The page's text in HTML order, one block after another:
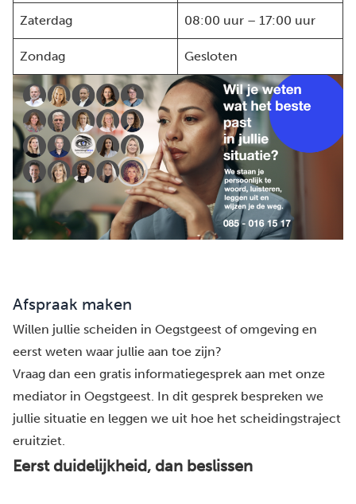
Zaterdag 08:00 uur – 17:00 uur
Zondag Gesloten
Afspraak maken
Willen jullie scheiden in Oegstgeest of omgeving en
eerst weten waar jullie aan toe zijn?
Vraag dan een gratis informatiegesprek aan met onze
mediator in Oegstgeest. In dit gesprek bespreken we
jullie situatie en leggen we uit hoe het scheidingstraject
eruitziet.
Eerst duidelijkheid, dan beslissen